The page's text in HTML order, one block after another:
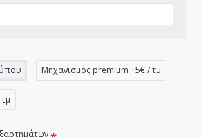
Μηχανισμός premium +5€ / τμ